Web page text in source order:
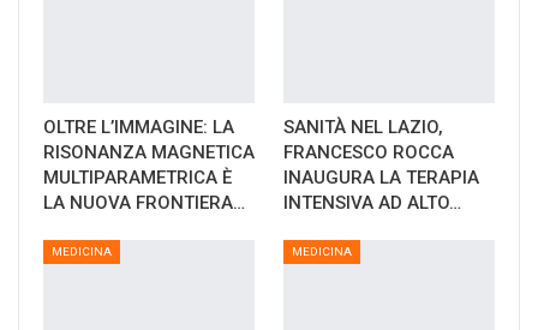
OLTRE L’IMMAGINE: LA
RISONANZA MAGNETICA
MULTIPARAMETRICA È
LA NUOVA FRONTIERA…
SANITÀ NEL LAZIO,
FRANCESCO ROCCA
INAUGURA LA TERAPIA
INTENSIVA AD ALTO…
MEDICINA MEDICINA